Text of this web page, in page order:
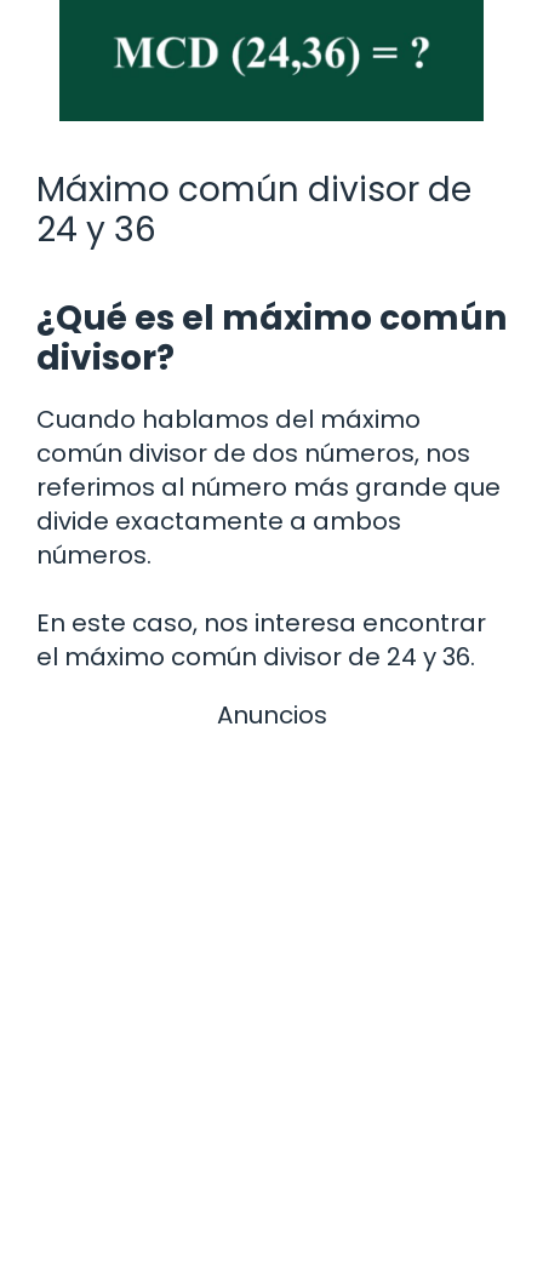
Máximo común divisor de
24 y 36
¿Qué es el máximo común
divisor?
Cuando hablamos del máximo
común divisor de dos números, nos
referimos al número más grande que
divide exactamente a ambos
números.
En este caso, nos interesa encontrar
el máximo común divisor de 24 y 36.
Anuncios